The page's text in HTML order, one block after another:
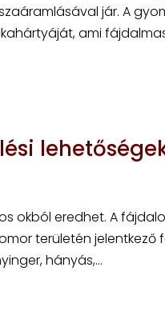
jár. A
ami
okból eredhet. A
területén jelentkező
hányás,...